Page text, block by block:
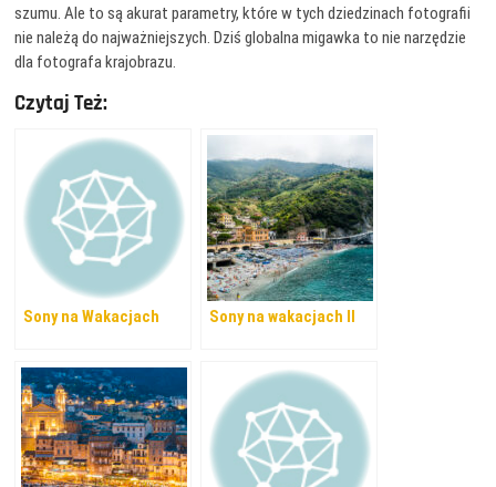
szumu. Ale to są akurat parametry, które w tych dziedzinach fotografii
nie należą do najważniejszych. Dziś globalna migawka to nie narzędzie
dla fotografa krajobrazu.
Czytaj Też:
Sony na Wakacjach Sony na wakacjach II